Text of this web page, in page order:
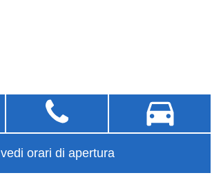
vedi orari di apertura